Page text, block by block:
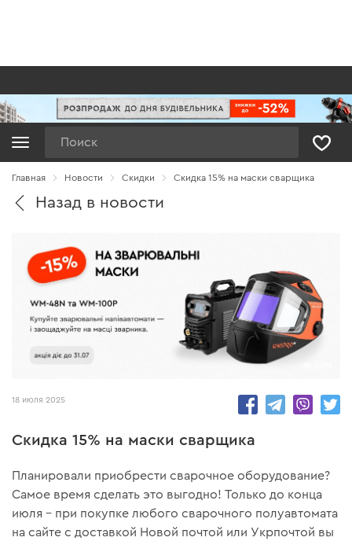
Главная Новости Cкидки Скидка 15% на маски сварщика
Назад в новости
18 июля 2025
Скидка 15% на маски сварщика
Планировали приобрести сварочное оборудование?
Самое время сделать это выгодно! Только до конца
июля – при покупке любого сварочного полуавтомата
на сайте с доставкой Новой почтой или Укрпочтой вы